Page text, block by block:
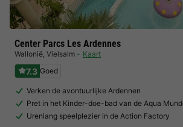
Center Parcs Les Ardennes
Wallonië, Vielsalm Kaart
7.3 Goed
Verken de avontuurlijke Ardennen
Pret in het Kinder-doe-bad van de Aqua
Urenlang speelplezier in de Action Factory